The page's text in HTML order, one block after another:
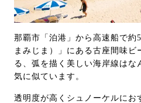
那覇市「泊港」から高速船で約
まみじま）」にある古座間味ビ
る、弧を描く美しい海岸線はな
気に似ています。
透明度が高くシュノーケルにお